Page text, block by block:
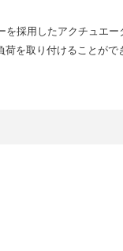
採用したアクチュエ
を取り付けることが